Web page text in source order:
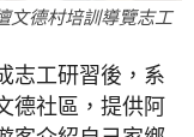
德村培訓導覽志工
志工研習後，系
德社區，提供阿